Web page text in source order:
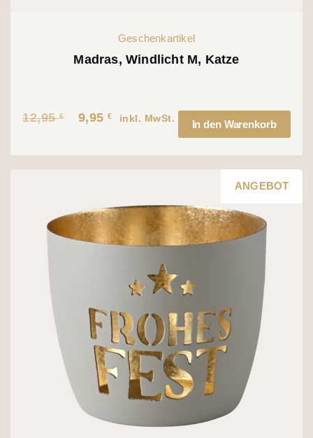
Geschenkartikel
Madras, Windlicht M, Katze
12,95€
Ursprünglicher
war:
9,95€Aktueller
ist:
inkl. MwSt.
In den Warenkorb
ANGEBOT